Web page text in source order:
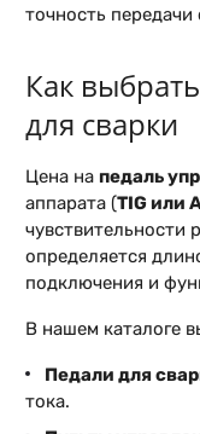
точность передачи
Как
для сварки
Цена на педаль
аппарата (TIG или
чувствительности
определяется
подключения и
В нашем каталоге
Педали для
тока.